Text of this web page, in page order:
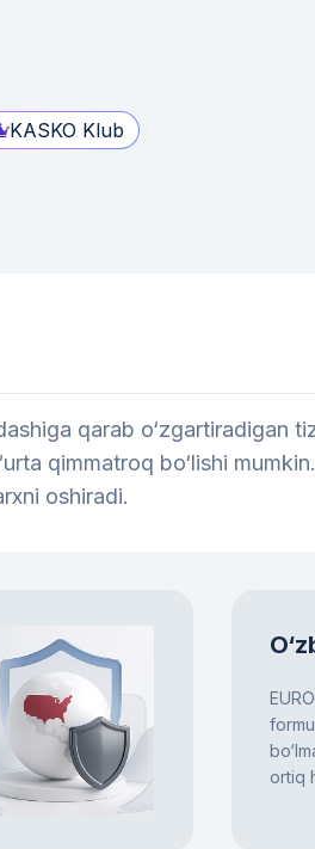
KASKO Klub
qarab o‘zgartiradigan
qimmatroq bo‘lishi
oshiradi.
ortiq